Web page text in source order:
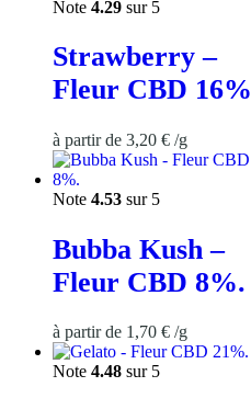
Note 4.29 sur 5
Strawberry –
Fleur CBD 16%
à partir de 3,20 € /g
Note 4.53 sur 5
Bubba Kush –
Fleur CBD 8%.
à partir de 1,70 € /g
Note 4.48 sur 5